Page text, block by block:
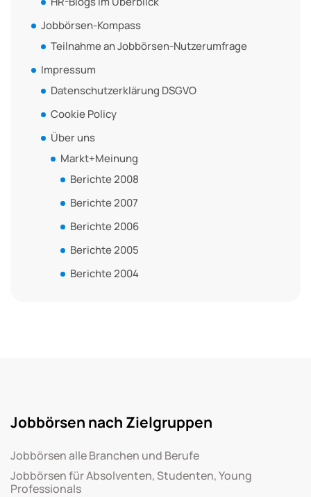
Jobbörsen-Kompass
Teilnahme an Jobbörsen-Nutzerumfrage
Impressum
Datenschutzerklärung DSGVO
Cookie Policy
Über uns
Markt+Meinung
Berichte 2008
Berichte 2007
Berichte 2006
Berichte 2005
Berichte 2004
Jobbörsen nach Zielgruppen
Jobbörsen alle Branchen und Berufe
Jobbörsen für Absolventen, Studenten, Young
Professionals